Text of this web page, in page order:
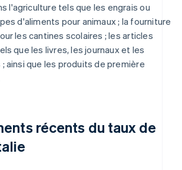
l'agriculture tels que les engrais ou
d'aliments pour animaux ; la fourniture
les cantines scolaires ; les articles
que les livres, les journaux et les
ainsi que les produits de première
récents du taux de